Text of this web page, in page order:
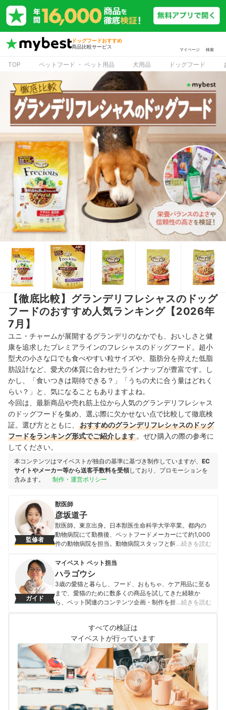
ドッグフードおすすめ
商品比較サービス
マイページ 検索
TOP ペットフード ・ ペット用品 犬用品 ドッグフード
【徹底比較】グランデリフレシャスのドッグ
フードのおすすめ人気ランキング【2026年
7月】
ユニ・チャームが展開するグランデリのなかでも、おいしさと健
康を追求したプレミアラインのフレシャスのドッグフード。超小
型犬の小さな口でも食べやすい粒サイズや、脂肪分を抑えた低脂
肪設計など、愛犬の体質に合わせたラインナップが豊富です。し
かし、「食いつきは期待できる？」「うちの犬に合う量はどれく
らい？」と、気になることもありますよね。
今回は、最新商品や売れ筋上位から人気のグランデリフレシャス
のドッグフードを集め、選ぶ際に欠かせない点で比較して徹底検
証。選び方とともに、
おすすめのグランデリフレシャスのドッグ
フードをランキング形式でご紹介します 。ぜひ購入の際の参考に
してください。
本コンテンツはマイベストが独自の基準に基づき制作していますが、 EC
サイトやメーカー等から送客手数料を受領しており、プロモーションを
含みます。
制作・運営ポリシー
監修者
獣医師
彦坂道子
獣医師。東京出身。日本獣医生命科学大学卒業。都内の
動物病院にて勤務後、ペットフードメーカーにて約1,000
件の動物病院を担当。動物病院スタッフと飼い主による
常勤講師。
彦坂道子のプロフィール
…続きを読む
ガイド
マイベスト ペット担当
ハラゴウシ
3歳の愛猫と暮らし、フード、おもちゃ、ケア用品に至る
まで、愛猫のために数多くの商品を試してきた経験か
ら、ペット関連のコンテンツ企画・制作を担当。「言葉
ハラゴウシのプロフィール
…続きを読む
すべての検証は
マイベストが行っています